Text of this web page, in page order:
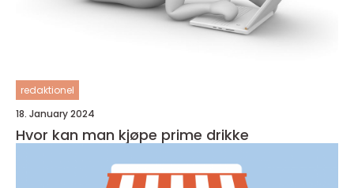
redaktionel
18. January 2024
Hvor kan man kjøpe prime drikke